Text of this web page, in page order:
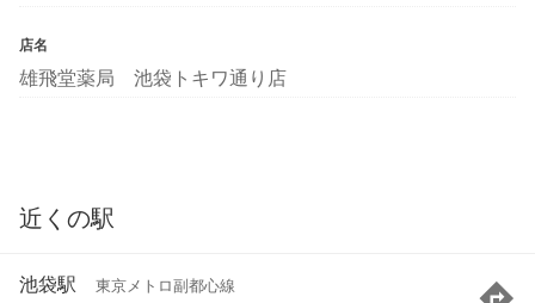
店名
雄飛堂薬局 池袋トキワ通り店
近くの駅
池袋駅 東京メトロ副都心線